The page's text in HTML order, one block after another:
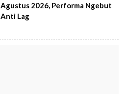
Agustus 2026, Performa Ngebut
Anti Lag